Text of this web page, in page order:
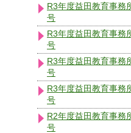
R3年度益田教育事務
号
R3年度益田教育事務
号
R3年度益田教育事務
号
R3年度益田教育事務
号
R2年度益田教育事務
号